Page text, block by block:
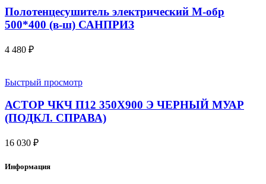
Полотенцесушитель электрический М-обр
500*400 (в-ш) САНПРИЗ
4 480 ₽
Быстрый просмотр
АСТОР ЧКЧ П12 350Х900 Э ЧЕРНЫЙ МУАР
(ПОДКЛ. СПРАВА)
16 030 ₽
Информация